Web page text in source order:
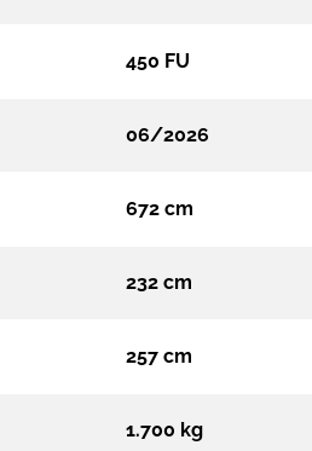
450 FU
06/2026
672 cm
232 cm
257 cm
1.700 kg